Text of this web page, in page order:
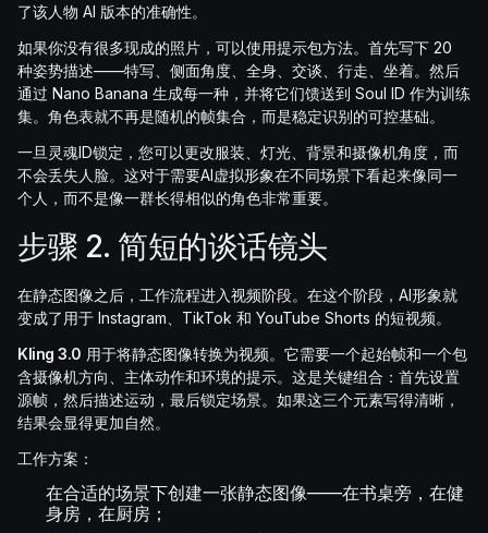
了该人物 AI 版本的准确性。
如果你没有很多现成的照片，可以使用提示包方法。首先写下 20
种姿势描述——特写、侧面角度、全身、交谈、行走、坐着。然后
通过 Nano Banana 生成每一种，并将它们馈送到 Soul ID 作为训练
集。角色表就不再是随机的帧集合，而是稳定识别的可控基础。
一旦灵魂ID锁定，您可以更改服装、灯光、背景和摄像机角度，而
不会丢失人脸。这对于需要AI虚拟形象在不同场景下看起来像同一
个人，而不是像一群长得相似的角色非常重要。
步骤 2. 简短的谈话镜头
在静态图像之后，工作流程进入视频阶段。在这个阶段，AI形象就
变成了用于 Instagram、TikTok 和 YouTube Shorts 的短视频。
Kling 3.0 用于将静态图像转换为视频。它需要一个起始帧和一个包
含摄像机方向、主体动作和环境的提示。这是关键组合：首先设置
源帧，然后描述运动，最后锁定场景。如果这三个元素写得清晰，
结果会显得更加自然。
工作方案：
在合适的场景下创建一张静态图像——在书桌旁，在健
身房，在厨房；